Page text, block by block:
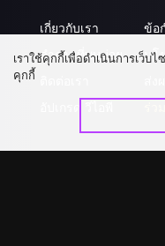
เกี่ยวกับเรา
คำถามที่พบบ่อย
ข้อ
นโ
ร่
เราใช้คุกกี้เพื่อดำเนินการเว็บ
คุกกี้